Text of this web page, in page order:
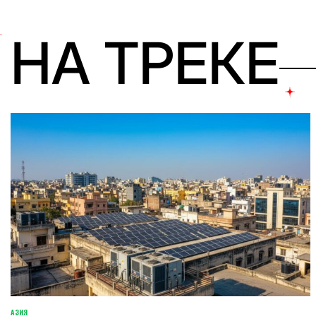
НА ТРЕКЕ
АЗИЯ